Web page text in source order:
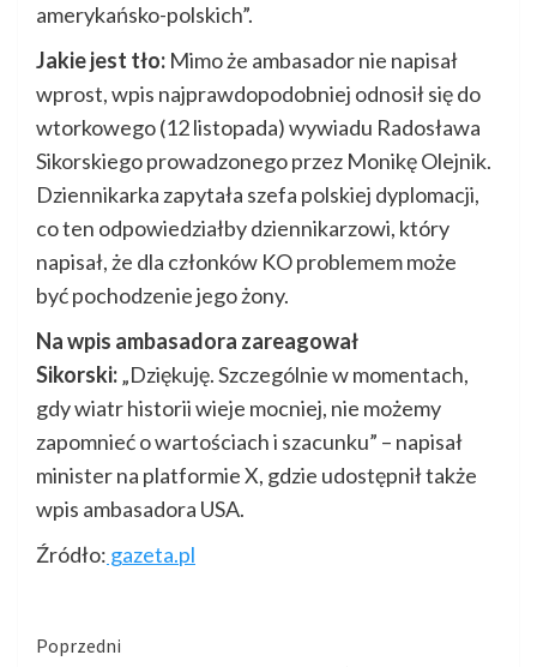
amerykańsko-polskich”.
Jakie jest tło: Mimo że ambasador nie napisał
wprost, wpis najprawdopodobniej odnosił się do
wtorkowego (12 listopada) wywiadu Radosława
Sikorskiego prowadzonego przez Monikę Olejnik.
Dziennikarka zapytała szefa polskiej dyplomacji,
co ten odpowiedziałby dziennikarzowi, który
napisał, że dla członków KO problemem może
być pochodzenie jego żony.
Na wpis ambasadora zareagował
Sikorski:„Dziękuję. Szczególnie w momentach,
gdy wiatr historii wieje mocniej, nie możemy
zapomnieć o wartościach i szacunku” – napisał
minister na platformie X, gdzie udostępnił także
wpis ambasadora USA.
Źródło: gazeta.pl
Kontynuuj
Poprzedni